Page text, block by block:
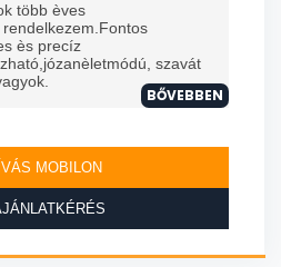
több èves
ès precíz
szavát
BŐVEBBEN
MOBILON